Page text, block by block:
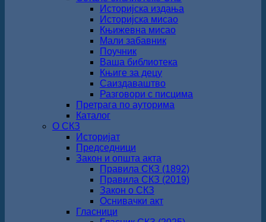
Историјска издања
Историјска мисао
Књижевна мисао
Мали забавник
Поучник
Ваша библиотека
Књиге за децу
Саиздаваштво
Разговори с писцима
Претрага по ауторима
Каталог
О СКЗ
Историјат
Председници
Закон и општа акта
Правила СКЗ (1892)
Правила СКЗ (2019)
Закон о СКЗ
Оснивачки акт
Гласници